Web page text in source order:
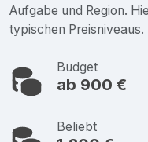
Aufgabe und Region.
typischen Preisniveaus.
Budget
ab 900 €
Beliebt